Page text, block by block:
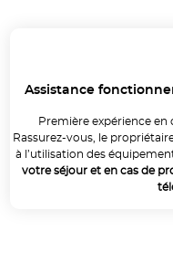
Assistance
Première expérience
Rassurez-vous, le
à l’utilisation des
votre séjour et en cas de